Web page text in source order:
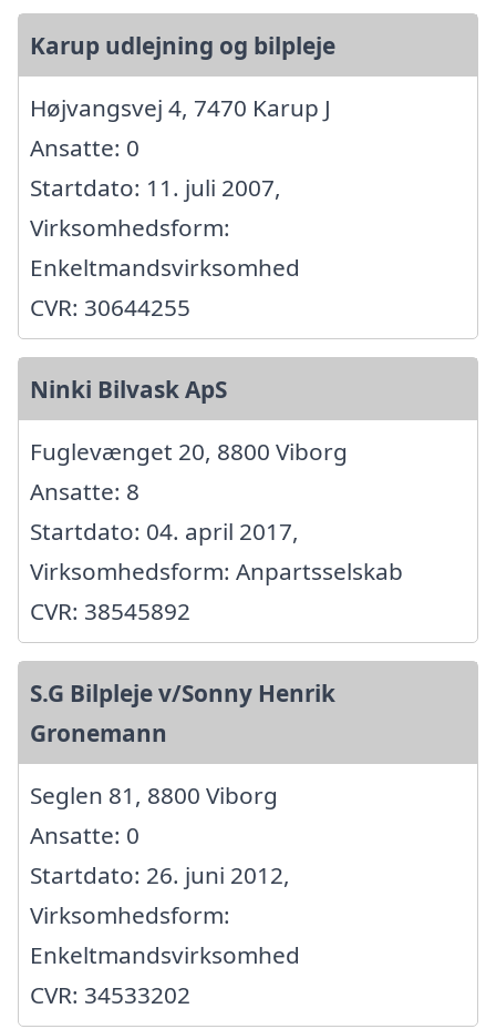
Karup udlejning og bilpleje
Højvangsvej 4, 7470 Karup J
Ansatte: 0
Startdato: 11. juli 2007,
Virksomhedsform:
Enkeltmandsvirksomhed
CVR: 30644255
Ninki Bilvask ApS
Fuglevænget 20, 8800 Viborg
Ansatte: 8
Startdato: 04. april 2017,
Virksomhedsform: Anpartsselskab
CVR: 38545892
S.G Bilpleje v/Sonny Henrik
Gronemann
Seglen 81, 8800 Viborg
Ansatte: 0
Startdato: 26. juni 2012,
Virksomhedsform:
Enkeltmandsvirksomhed
CVR: 34533202